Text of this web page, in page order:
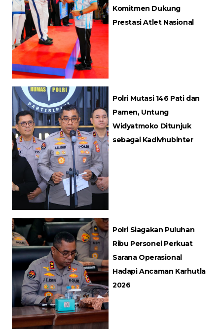
Komitmen Dukung
Prestasi Atlet Nasional
Polri Mutasi 146 Pati dan
Pamen, Untung
Widyatmoko Ditunjuk
sebagai Kadivhubinter
Polri Siagakan Puluhan
Ribu Personel Perkuat
Sarana Operasional
Hadapi Ancaman Karhutla
2026